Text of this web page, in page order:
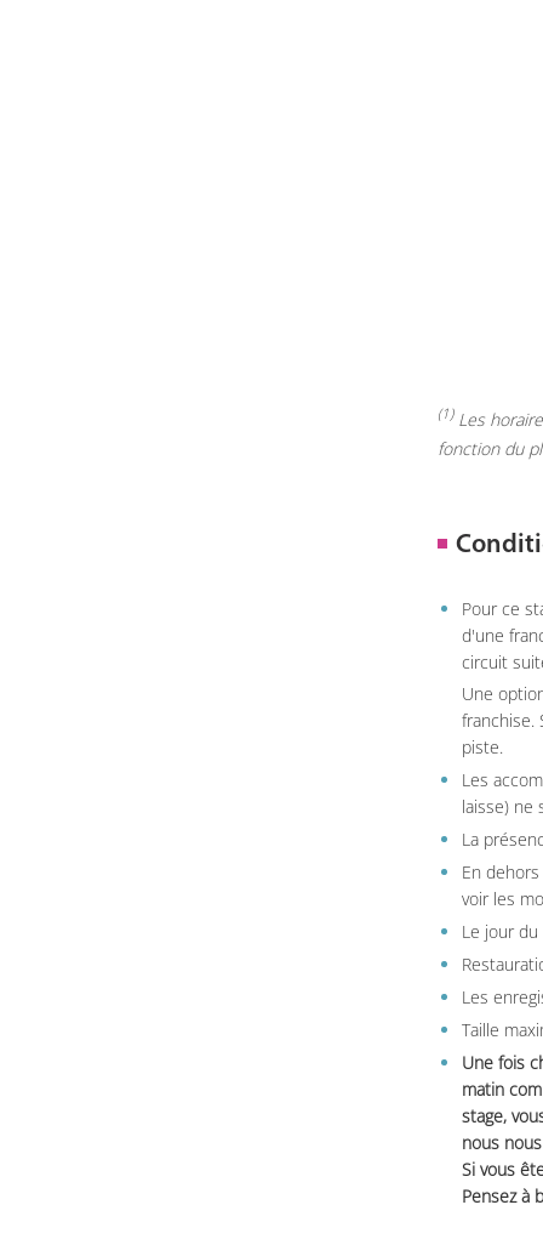
(1)Les
fonction du
Pour ce
d'une
circuit
Une
franchise.
piste.
Les
laisse) ne
La
En
voir les
Le jour
Les
Taille
Une fois
matin
stage,
nous
Si vous
Pensez à